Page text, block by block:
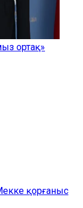
ортақ»
қорғаныс